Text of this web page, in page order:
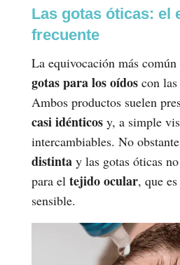
Las gotas óticas: el
frecuente
La equivocación más
gotas para los oídoscon las
Ambos productos suelen
casi idénticosy, a simple
intercambiables. No
distintay las gotas óticas
para el tejido ocular, que
sensible.